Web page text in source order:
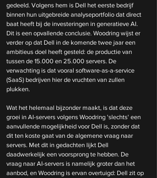
gedeeld. Volgens hem is Dell het eerste bedrijf
binnen hun uitgebreide analyseportfolio dat direct
baat heeft bij de investeringen in generatieve AI.
Dit is een opvallende conclusie. Woodring wijst er
verder op dat Dell in de komende twee jaar een
ambitieus doel heeft gesteld: de productie van
tussen de 15.000 en 25.000 servers. De
verwachting is dat vooral software-as-a-service
(SaaS) bedrijven hier de vruchten van zullen
plukken.
Wat het helemaal bijzonder maakt, is dat deze
groei in AI-servers volgens Woodring 'slechts' een
aanvullende mogelijkheid voor Dell is, zonder dat
dit ten koste gaat van de algemene vraag naar
servers. Met dit in gedachten lijkt Dell
daadwerkelijk een voorsprong te hebben. De
vraag naar AI-servers is namelijk groter dan het
aanbod, en Woodring is ervan overtuigd: Dell zit op